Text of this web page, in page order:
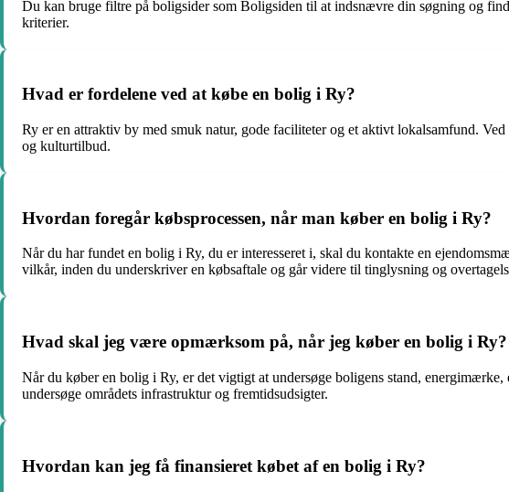
Du kan bruge filtre på boligsider som Boligsiden til at indsnævre din søgning og
kriterier.
Hvad er fordelene ved at købe en bolig i Ry?
Ry er en attraktiv by med smuk natur, gode faciliteter og et aktivt lokalsamfund.
og kulturtilbud.
Hvordan foregår købsprocessen, når man køber en bolig i Ry?
Når du har fundet en bolig i Ry, du er interesseret i, skal du kontakte en
vilkår, inden du underskriver en købsaftale og går videre til tinglysning og
Hvad skal jeg være opmærksom på, når jeg køber en bolig i Ry?
Når du køber en bolig i Ry, er det vigtigt at undersøge boligens stand,
undersøge områdets infrastruktur og fremtidsudsigter.
Hvordan kan jeg få finansieret købet af en bolig i Ry?